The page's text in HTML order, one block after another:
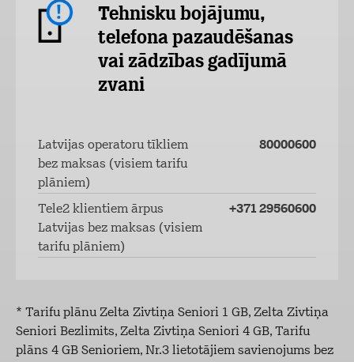
Tehnisku bojājumu,
telefona pazaudēšanas
vai zādzības gadījumā
zvani
Latvijas operatoru tīkliem
bez maksas (visiem tarifu
plāniem)
80000600
Tele2 klientiem ārpus
Latvijas bez maksas (visiem
tarifu plāniem)
+371 29560600
* Tarifu plānu Zelta Zivtiņa Seniori 1 GB, Zelta Zivtiņa
Seniori Bezlimits, Zelta Zivtiņa Seniori 4 GB, Tarifu
plāns 4 GB Senioriem, Nr.3 lietotājiem savienojums bez